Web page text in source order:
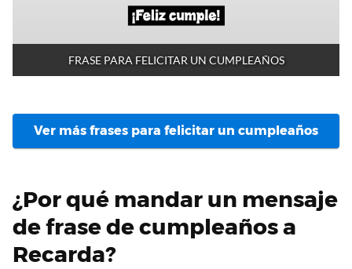
FRASE PARA FELICITAR UN CUMPLEAÑOS
Ver más frases para felicitar un cumpleaños
¿Por qué mandar un mensaje
de frase de cumpleaños a
Recarda?